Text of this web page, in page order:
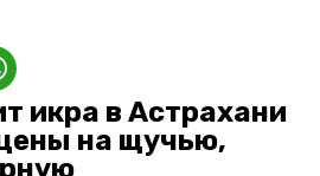
икра в Астрахани
на щучью,